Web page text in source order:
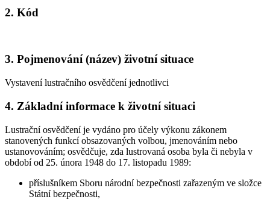
2. Kód
3. Pojmenování (název) životní situace
Vystavení lustračního osvědčení jednotlivci
4. Základní informace k životní situaci
Lustrační osvědčení je vydáno pro účely výkonu zákonem
stanovených funkcí obsazovaných volbou, jmenováním nebo
ustanovováním; osvědčuje, zda lustrovaná osoba byla či nebyla v
období od 25. února 1948 do 17. listopadu 1989:
příslušníkem Sboru národní bezpečnosti zařazeným ve složce
Státní bezpečnosti,